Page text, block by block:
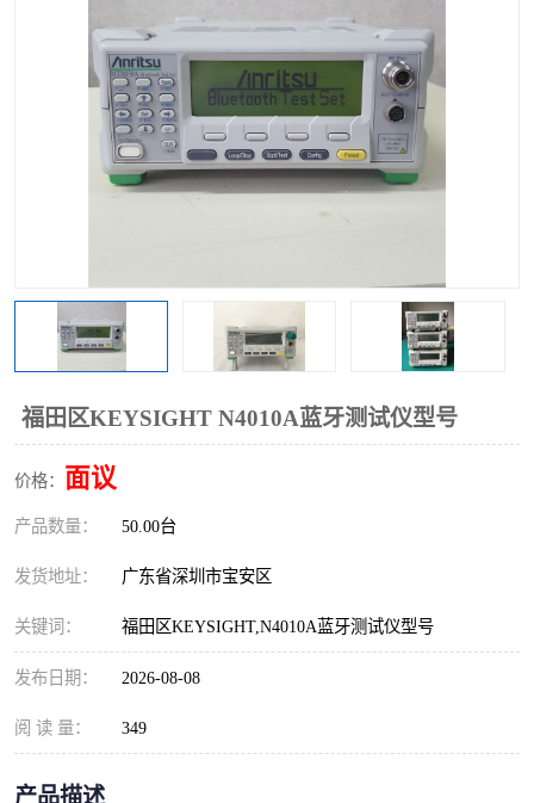
福田区KEYSIGHT N4010A蓝牙测试仪型号
价格： 面议
产品数量： 50.00台
发货地址： 广东省深圳市宝安区
关键词： 福田区KEYSIGHT,N4010A蓝牙测试仪型号
发布日期： 2026-08-08
阅 读 量： 349
产品描述